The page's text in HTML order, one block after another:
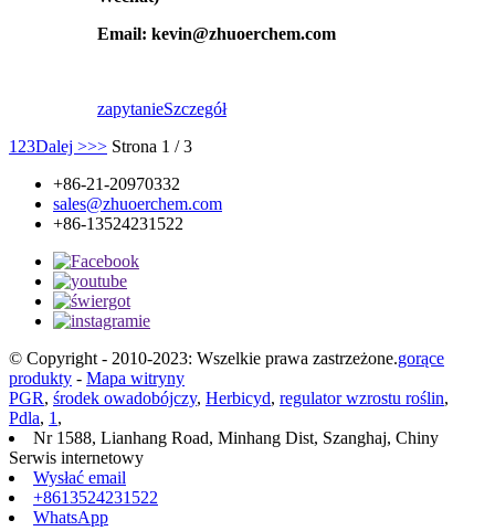
Email: kevin@zhuoerchem.com
zapytanieSzczegół
1 23Dalej >>> Strona 1 / 3
+86-21-20970332
sales@zhuoerchem.com
+86-13524231522
© Copyright - 2010-2023: Wszelkie prawa zastrzeżone.gorące
produkty - Mapa witryny
PGR, środek owadobójczy, Herbicyd, regulator wzrostu roślin,
Pdla, 1 ,
Nr 1588, Lianhang Road, Minhang Dist, Szanghaj, Chiny
Serwis internetowy
Wysłać email
+8613524231522
WhatsApp